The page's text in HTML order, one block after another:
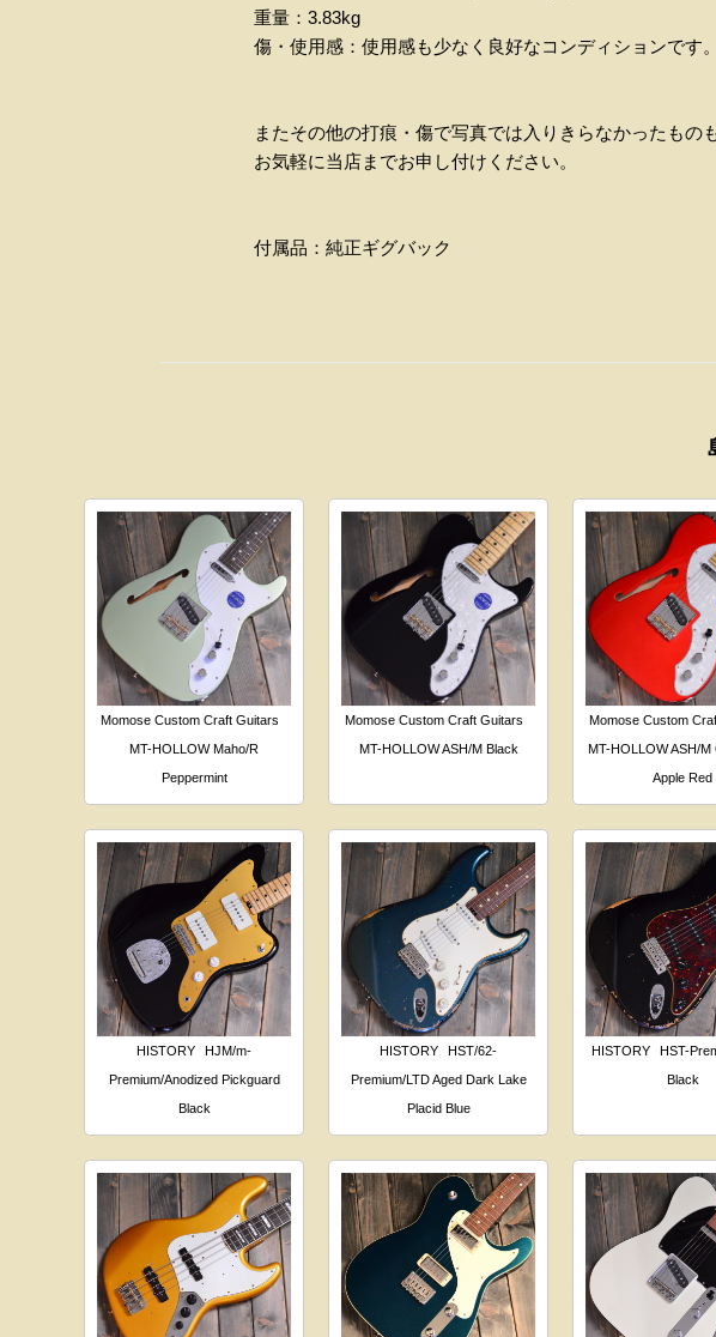
重量：3.83kg
傷・使用感：使用感も少なく良好なコンディションです。
またその他の打痕・傷で写真では入りきらなかったもの
お気軽に当店までお申し付けください。
付属品：純正ギグバック
Momose Custom Craft Guitars
MT-HOLLOW Maho/R
Peppermint
Momose Custom Craft Guitars
MT-HOLLOW ASH/M Black
Momose Custom
MT-HOLLOW ASH/M
Apple Red
HISTORY
HJM/m-
Premium/Anodized Pickguard
Black
HISTORY
HST/62-
Premium/LTD Aged Dark Lake
Placid Blue
HISTORY
HST-
Black